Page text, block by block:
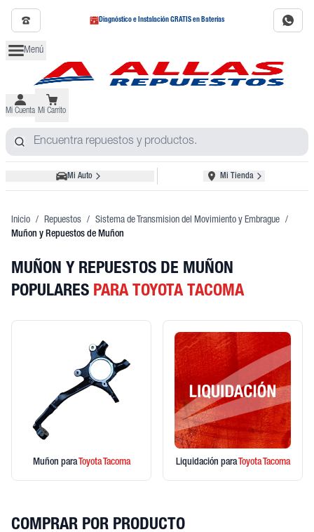
Diagnóstico e Instalación GRATIS en Baterías
Menú
Mi Cuenta Mi Carrito
Mi Auto Mi Tienda
Inicio / Repuestos / Sistema de Transmision del Movimiento y Embrague /
Muñon y Repuestos de Muñon
MUÑON Y REPUESTOS DE MUÑON
POPULARES PARA TOYOTA TACOMA
Muñon para ToyotaTacoma Liquidación para ToyotaTacoma
COMPRAR POR PRODUCTO